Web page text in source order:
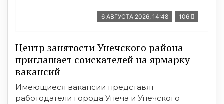
6 АВГУСТА 2026, 14:48 106
Центр занятости Унечского района
приглашает соискателей на ярмарку
вакансий
Имеющиеся вакансии представят
работодатели города Унеча и Унечского